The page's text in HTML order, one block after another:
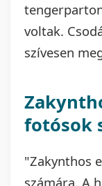
voltak.
szívesen
fotósok
"Zakynthos
számára. A